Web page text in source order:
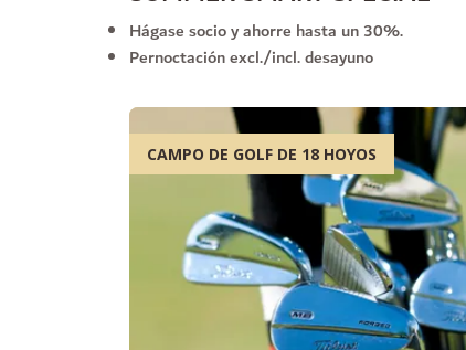
Hágase socio y ahorre hasta un 30%.
Pernoctación excl./incl. desayuno
CAMPO DE GOLF DE 18 HOYOS